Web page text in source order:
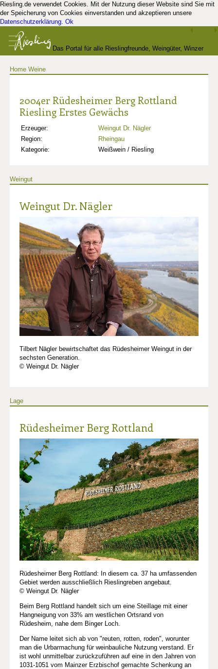
Riesling.de verwendet Cookies. Mit der Nutzung dieser Website sind Sie mit
der Speicherung von Cookies einverstanden und akzeptieren unsere
Datenschutzerklärung. Ok
Das Portal für alle Rieslingfreunde, Weingüter, Winzer
Home Weine
2004er Rüdesheimer Berg Rottland
Riesling Erstes Gewächs
Erzeuger:
Weingut Dr. Nägler
Region:
Rheingau
Kategorie:
Weißwein / Riesling
Weingut
Weingut Dr. Nägler
Tilbert Nägler bewirtschaftet das Rüdesheimer Weingut in der
sechsten Generation.
© Weingut Dr. Nägler
Lage
Rüdesheimer Berg Rottland
Rüdesheimer Berg Rottland: In diesem ca. 37 ha umfassenden
Gebiet werden ausschließlich Rieslingreben angebaut.
© Weingut Dr. Nägler
Beim Berg Rottland handelt sich um eine Steillage mit einer
Hangneigung von 33% am westlichen Ortsrand von
Rüdesheim, nahe dem Binger Loch.
Der Name leitet sich ab von "reuten, rotten, roden", worunter
man die Urbarmachung für weinbauliche Nutzung verstand. Er
ist wohl unmittelbar zurückzuführen auf eine in den Jahren von
1031-1051 vom Mainzer Erzbischof gemachte Schenkung an